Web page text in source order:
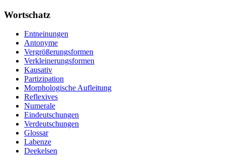
Wortschatz
Entneinungen
Antonyme
Vergrößerungsformen
Verkleinerungsformen
Kausativ
Partizipation
Morphologische Aufleitung
Reflexives
Numerale
Eindeutschungen
Verdeutschungen
Glossar
Labenze
Deekelsen